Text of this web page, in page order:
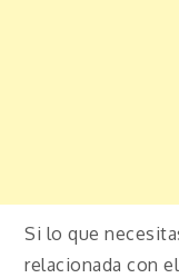
Si lo que
relacionada con